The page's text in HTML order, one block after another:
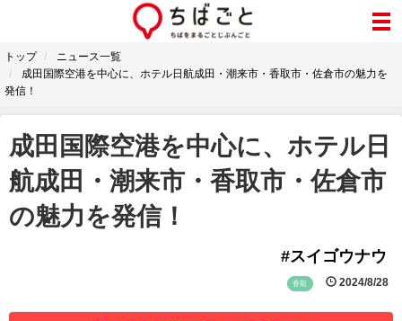
トップ
ニュース一覧
成田国際空港を中心に、ホテル日航成田・潮来市・香取市・佐倉市の魅力を
発信！
成田国際空港を中心に、ホテル日
航成田・潮来市・香取市・佐倉市
の魅力を発信！
#スイゴウナウ
香取 2024/8/28